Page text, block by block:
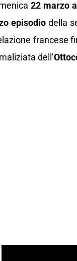
22 marzo
episodio della
francese
dell’